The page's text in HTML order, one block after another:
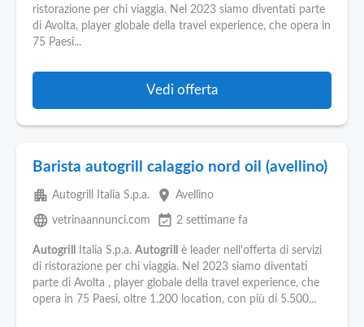
ristorazione per chi viaggia. Nel 2023 siamo diventati parte
di Avolta, player globale della travel experience, che opera in
75 Paesi...
Vedi offerta
Barista autogrill calaggio nord oil (avellino)
apartment Autogrill Italia S.p.a. place Avellino
language vetrinaannunci.com event_available 2 settimane fa
Autogrill Italia S.p.a. Autogrill
è leader nell'offerta di servizi
di ristorazione per chi viaggia. Nel 2023 siamo diventati
parte di Avolta , player globale della travel experience, che
opera in 75 Paesi, oltre 1.200 location, con più di 5.500...